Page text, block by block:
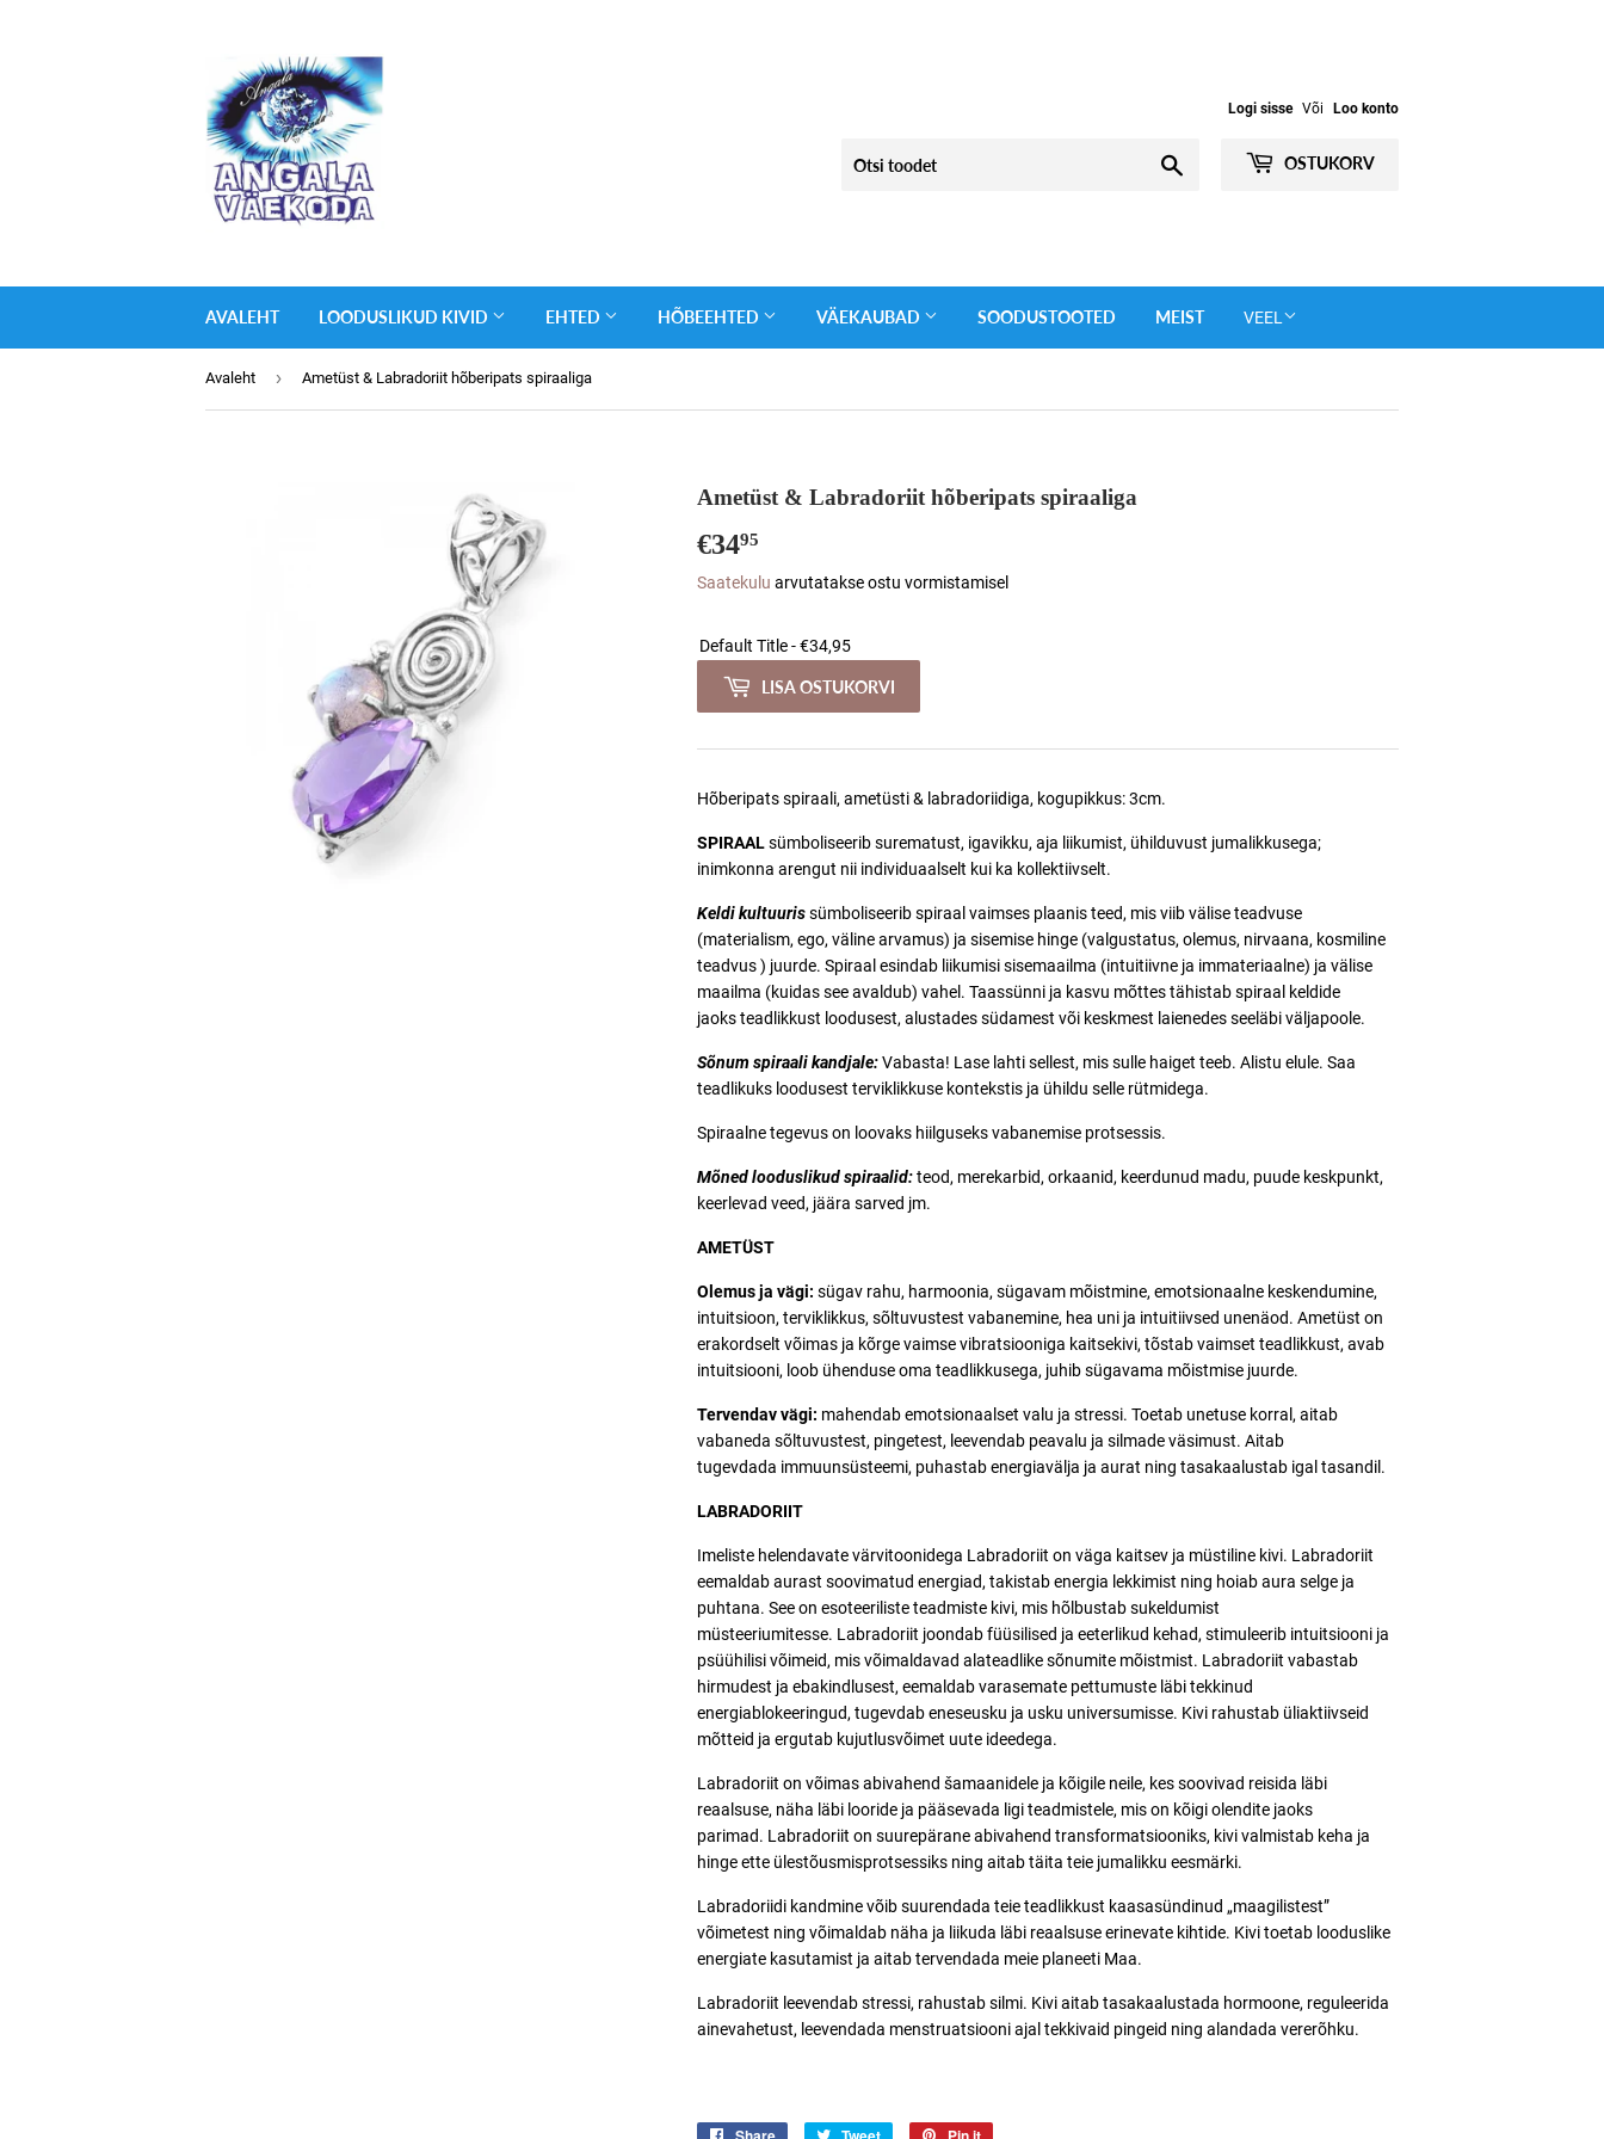
Logi sisse Või Loo konto
OSTUKORV
AVALEHT LOODUSLIKUD KIVID EHTED HÕBEEHTED VÄEKAUBAD SOODUSTOOTED MEIST VEEL
Avaleht › Ametüst & Labradoriit hõberipats spiraaliga
Ametüst & Labradoriit hõberipats spiraaliga
€3495
Saatekulu arvutatakse ostu vormistamisel
LISA OSTUKORVI
Hõberipats spiraali, ametüsti & labradoriidiga, kogupikkus: 3cm.
SPIRAALsümboliseerib surematust, igavikku, aja liikumist, ühilduvust jumalikkusega;
inimkonna arengut nii individuaalselt kui ka kollektiivselt.
Keldi kultuurissümboliseerib spiraal vaimses plaanis teed, mis viib välise teadvuse
(materialism, ego, väline arvamus) ja sisemise hinge (valgustatus, olemus, nirvaana, kosmiline
teadvus ) juurde. Spiraal esindab liikumisi sisemaailma (intuitiivne ja immateriaalne) ja välise
maailma (kuidas see avaldub) vahel. Taassünni ja kasvu mõttes tähistab spiraal keldide
jaoks teadlikkust loodusest, alustades südamest või keskmest laienedes seeläbi väljapoole.
Sõnum spiraali kandjale:Vabasta! Lase lahti sellest, mis sulle haiget teeb. Alistu elule. Saa
teadlikuks loodusest terviklikkuse kontekstis ja ühildu selle rütmidega.
Spiraalne tegevus on loovaks hiilguseks vabanemise protsessis.
Mõned looduslikud spiraalid:teod, merekarbid, orkaanid, keerdunud madu, puude keskpunkt,
keerlevad veed, jäära sarved jm.
AMETÜST
Olemus ja vägi: sügav rahu, harmoonia, sügavam mõistmine, emotsionaalne keskendumine,
intuitsioon, terviklikkus, sõltuvustest vabanemine, hea uni ja intuitiivsed unenäod. Ametüst on
erakordselt võimas ja kõrge vaimse vibratsiooniga kaitsekivi, tõstab vaimset teadlikkust, avab
intuitsiooni, loob ühenduse oma teadlikkusega, juhib sügavama mõistmise juurde.
Tervendav vägi: mahendab emotsionaalset valu ja stressi. Toetab unetuse korral, aitab
vabaneda sõltuvustest, pingetest, leevendab peavalu ja silmade väsimust. Aitab
tugevdada immuunsüsteemi, puhastab energiavälja ja aurat ning tasakaalustab igal tasandil.
LABRADORIIT
Imeliste helendavate värvitoonidega Labradoriit on väga kaitsev ja müstiline kivi. Labradoriit
eemaldab aurast soovimatud energiad, takistab energia lekkimist ning hoiab aura selge ja
puhtana. See on esoteeriliste teadmiste kivi, mis hõlbustab sukeldumist
müsteeriumitesse. Labradoriit joondab füüsilised ja eeterlikud kehad, stimuleerib intuitsiooni ja
psüühilisi võimeid, mis võimaldavad alateadlike sõnumite mõistmist. Labradoriit vabastab
hirmudest ja ebakindlusest, eemaldab varasemate pettumuste läbi tekkinud
energiablokeeringud, tugevdab eneseusku ja usku universumisse. Kivi rahustab üliaktiivseid
mõtteid ja ergutab kujutlusvõimet uute ideedega.
Labradoriit on võimas abivahend šamaanidele ja kõigile neile, kes soovivad reisida läbi
reaalsuse, näha läbi looride ja pääsevada ligi teadmistele, mis on kõigi olendite jaoks
parimad. Labradoriit on suurepärane abivahend transformatsiooniks, kivi valmistab keha ja
hinge ette ülestõusmisprotsessiks ning aitab täita teie jumalikku eesmärki.
Labradoriidi kandmine võib suurendada teie teadlikkust kaasasündinud „maagilistest”
võimetest ning võimaldab näha ja liikuda läbi reaalsuse erinevate kihtide. Kivi toetab looduslike
energiate kasutamist ja aitab tervendada meie planeeti Maa.
Labradoriit leevendab stressi, rahustab silmi. Kivi aitab tasakaalustada hormoone, reguleerida
ainevahetust, leevendada menstruatsiooni ajal tekkivaid pingeid ning alandada vererõhku.